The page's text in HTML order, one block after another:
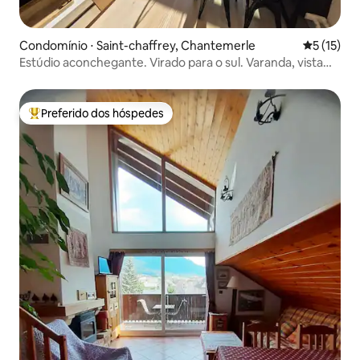
Condomínio ⋅ Saint-chaffrey, Chantemerle 5 de uma
5 (15)
Estúdio aconchegante. Virado para o sul. Varanda, vista
Entre os melhores preferidos dos hóspedes
Preferido dos hóspedes